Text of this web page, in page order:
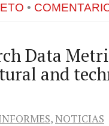
•
Data
and
,NOTICIAS